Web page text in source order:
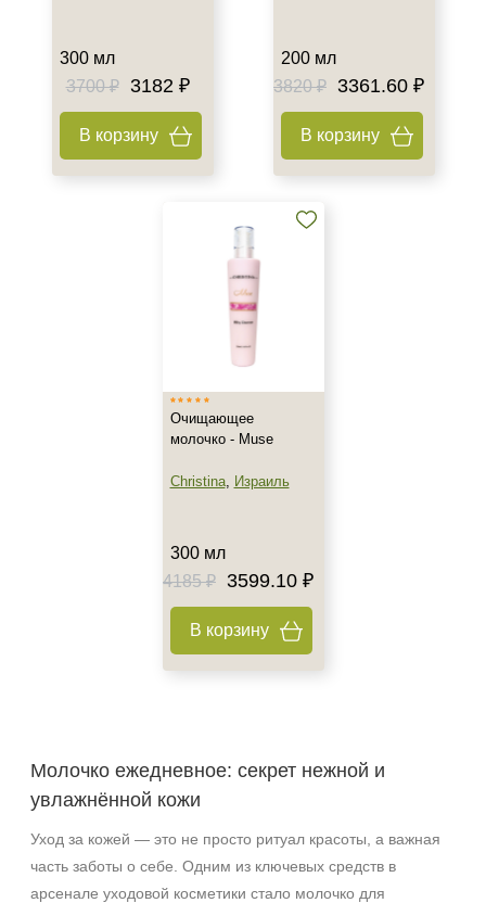
300 мл
3700 ₽
3182 ₽
В корзину
200 мл
3820 ₽
3361.60 ₽
В корзину
Очищающее
молочко - Muse
Christina, Израиль
300 мл
4185 ₽
3599.10 ₽
В корзину
Молочко ежедневное: секрет нежной и
увлажнённой кожи
Уход за кожей — это не просто ритуал красоты, а важная
часть заботы о себе. Одним из ключевых средств в
арсенале уходовой косметики стало молочко для